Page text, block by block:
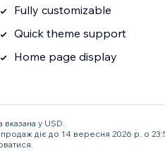
Fully customizable
Quick theme support
Home page display
вказана у USD.
діє до 14 вересня 2026 р. о